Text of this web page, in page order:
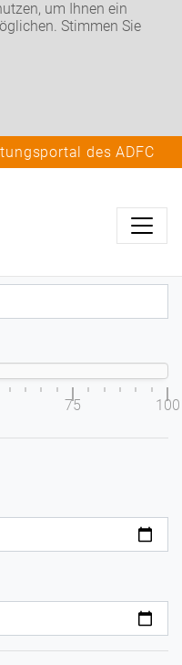
um Ihnen ein
Stimmen Sie
des ADFC
75 100